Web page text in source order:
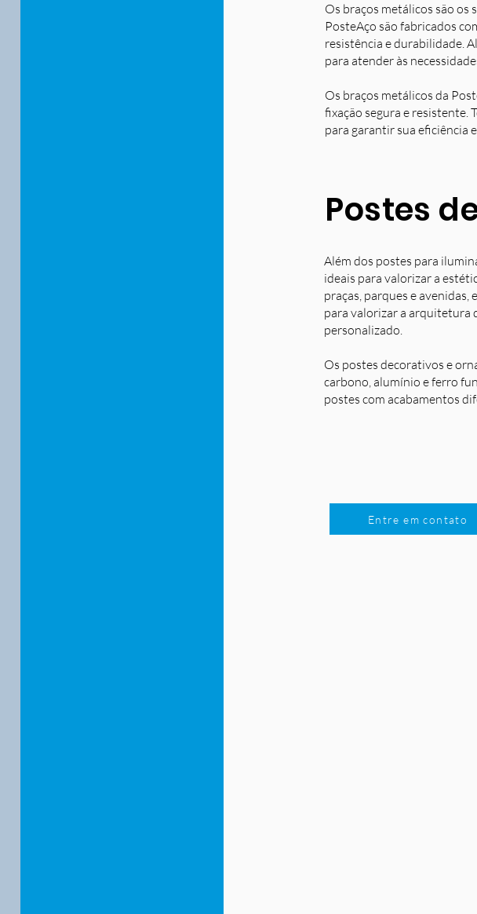
Os braços metálicos são os
PosteAço são fabricados
resistência e durabilidade.
para atender às
Os braços metálicos da
fixação segura e resistente.
para garantir sua eficiência
Postes
Além dos postes para
ideais para valorizar a
praças, parques e
para valorizar a arquitetura
personalizado.
Os postes decorativos e
carbono, alumínio e ferro
postes com acabamentos
Entre em contato